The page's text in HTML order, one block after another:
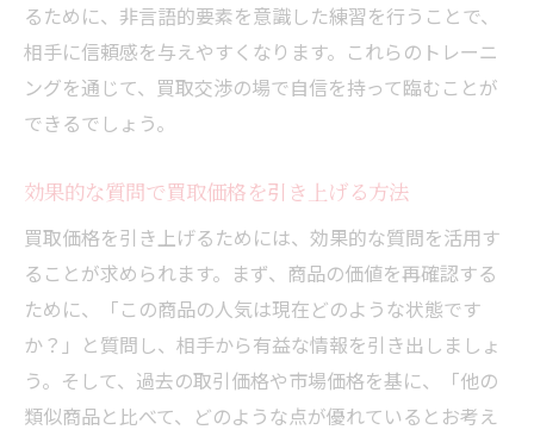
るために、非言語的要素を意識した練習を行うことで、
相手に信頼感を与えやすくなります。これらのトレーニ
ングを通じて、買取交渉の場で自信を持って臨むことが
できるでしょう。
効果的な質問で買取価格を引き上げる方法
買取価格を引き上げるためには、効果的な質問を活用す
ることが求められます。まず、商品の価値を再確認する
ために、「この商品の人気は現在どのような状態です
か？」と質問し、相手から有益な情報を引き出しましょ
う。そして、過去の取引価格や市場価格を基に、「他の
類似商品と比べて、どのような点が優れているとお考え